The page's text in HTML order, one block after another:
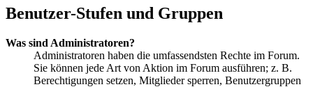
Benutzer-Stufen und Gruppen
Was sind Administratoren?
Administratoren haben die umfassendsten Rechte im Forum.
Sie können jede Art von Aktion im Forum ausführen; z. B.
Berechtigungen setzen, Mitglieder sperren, Benutzergruppen